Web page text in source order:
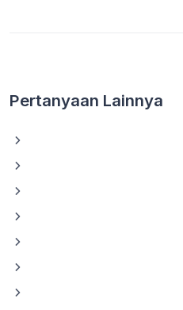
Pertanyaan Lainnya